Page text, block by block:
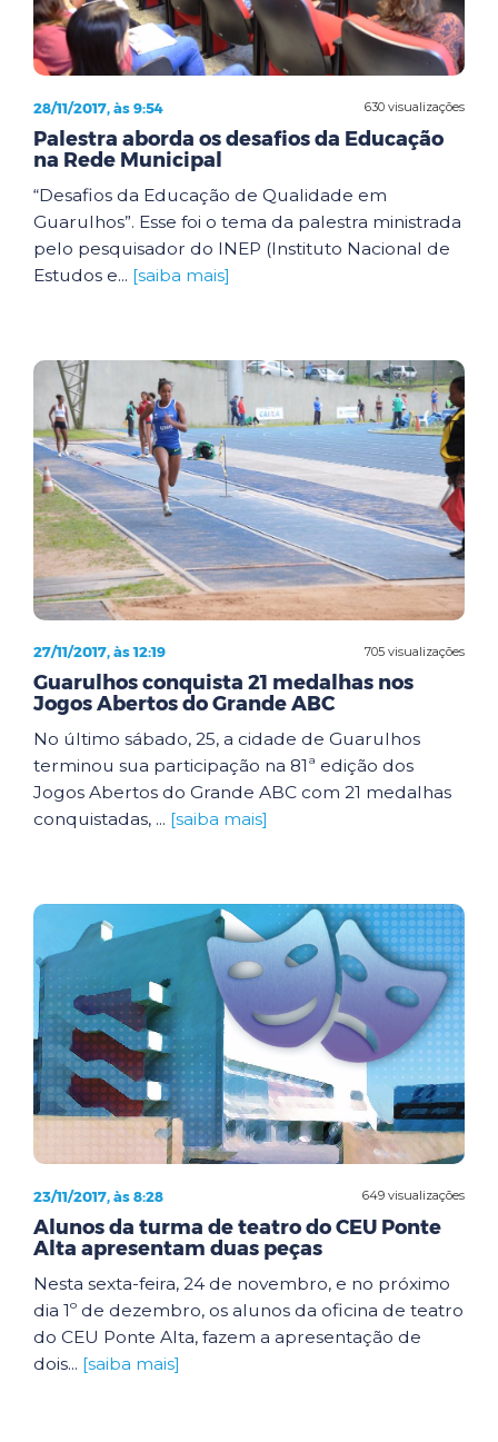
630 visualizações
28/11/2017, às 9:54
Palestra aborda os desafios da Educação
na Rede Municipal
“Desafios da Educação de Qualidade em
Guarulhos”. Esse foi o tema da palestra ministrada
pelo pesquisador do INEP (Instituto Nacional de
Estudos e... [saiba mais]
705 visualizações
27/11/2017, às 12:19
Guarulhos conquista 21 medalhas nos
Jogos Abertos do Grande ABC
No último sábado, 25, a cidade de Guarulhos
terminou sua participação na 81ª edição dos
Jogos Abertos do Grande ABC com 21 medalhas
conquistadas, ... [saiba mais]
649 visualizações
23/11/2017, às 8:28
Alunos da turma de teatro do CEU Ponte
Alta apresentam duas peças
Nesta sexta-feira, 24 de novembro, e no próximo
dia 1º de dezembro, os alunos da oficina de teatro
do CEU Ponte Alta, fazem a apresentação de
dois... [saiba mais]